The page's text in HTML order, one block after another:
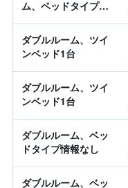
ム、ベッドタイプ情
ダブルルーム、ツイ
ンベッド1台
ダブルルーム、ツイ
ンベッド1台
ダブルルーム、ベッ
ドタイプ情報なし
ダブルルーム、ベッ